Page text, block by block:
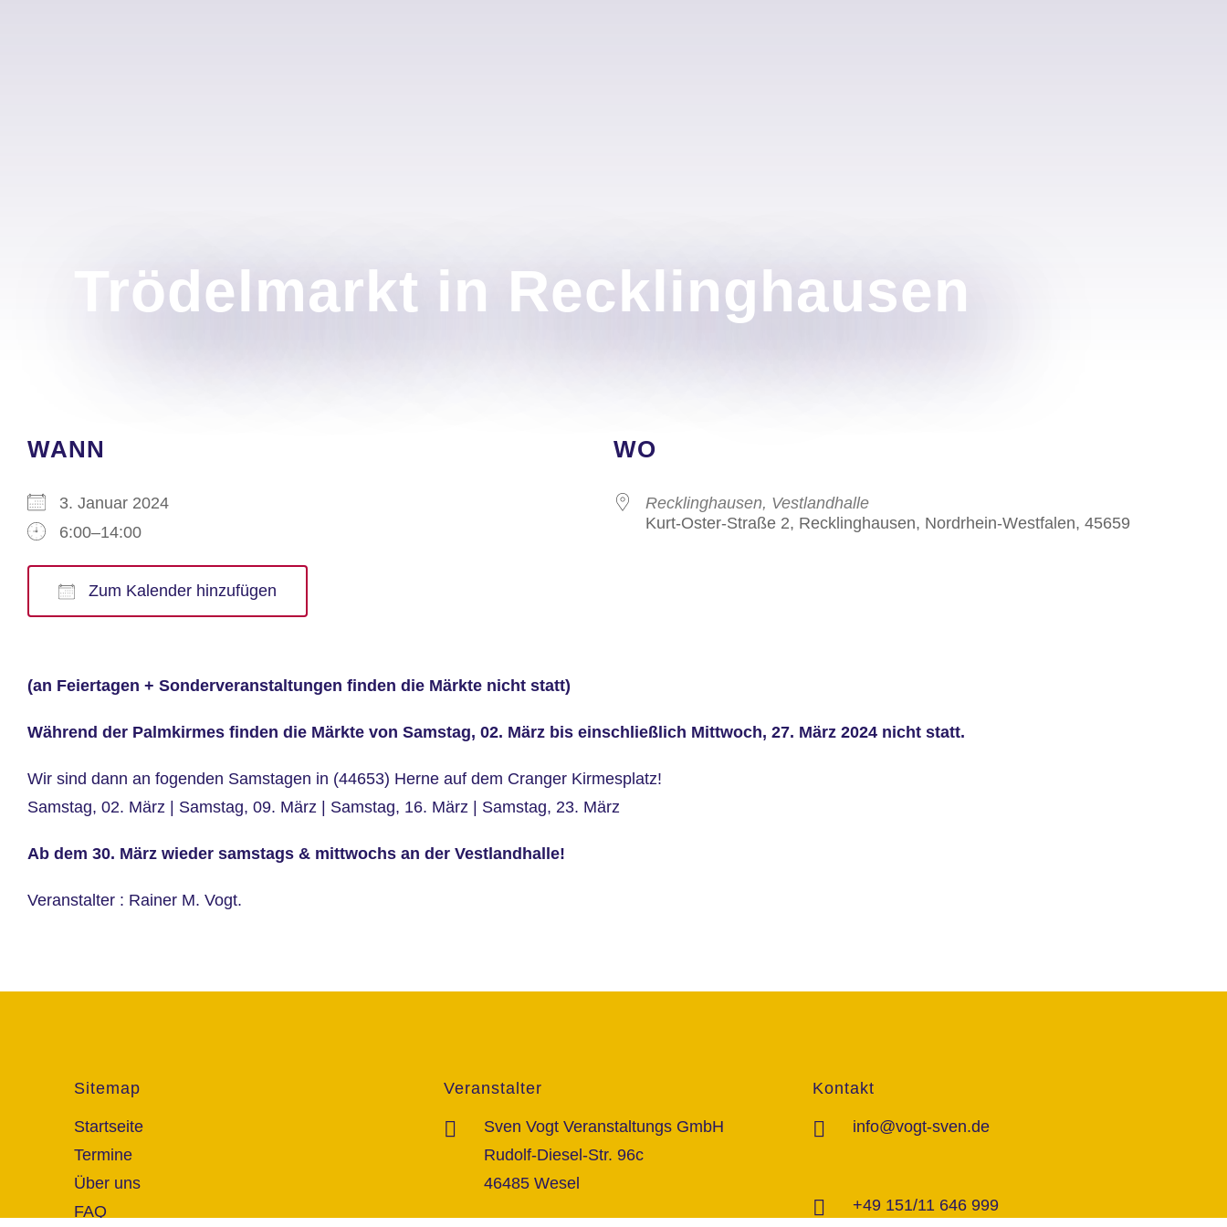
Trödelmarkt in Recklinghausen
WANN
3. Januar 2024
6:00–14:00
Zum Kalender hinzufügen
WO
Recklinghausen, Vestlandhalle
Kurt-Oster-Straße 2, Recklinghausen, Nordrhein-Westfalen, 45659
(an Feiertagen + Sonderveranstaltungen finden die Märkte nicht statt)
Während der Palmkirmes finden die Märkte von Samstag, 02. März bis einschließlich Mittwoch, 27. März 2024 nicht statt.
Wir sind dann an fogenden Samstagen in (44653) Herne auf dem Cranger Kirmesplatz!
Samstag, 02. März | Samstag, 09. März | Samstag, 16. März | Samstag, 23. März
Ab dem 30. März wieder samstags & mittwochs an der Vestlandhalle!
Veranstalter : Rainer M. Vogt.
Sitemap
Startseite
Termine
Über uns
FAQ
Veranstalter
Sven Vogt Veranstaltungs GmbH
Rudolf-Diesel-Str. 96c
46485 Wesel
Kontakt
info@vogt-sven.de
+49 151/11 646 999